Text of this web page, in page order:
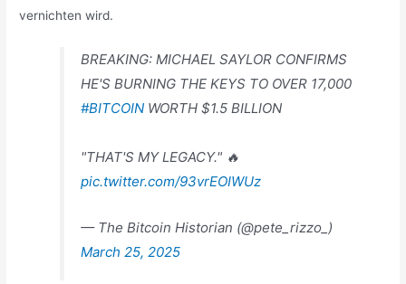
vernichten wird.
BREAKING: MICHAEL SAYLOR CONFIRMS
HE'S BURNING THE KEYS TO OVER 17,000
#BITCOIN WORTH $1.5 BILLION
"THAT'S MY LEGACY." 🔥
pic.twitter.com/93vrEOIWUz
— The Bitcoin Historian (@pete_rizzo_)
March 25, 2025